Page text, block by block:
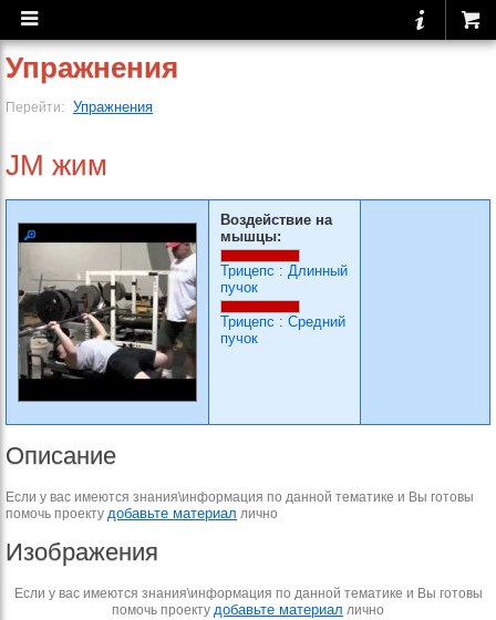
Упражнения
Перейти: Упражнения
JM жим
Воздействие на
мышцы:
Трицепс : Длинный
пучок
Трицепс : Средний
пучок
Описание
Если у вас имеются знания\информация по данной тематике и Вы готовы
помочь проекту добавьте материал лично
Изображения
Если у вас имеются знания\информация по данной тематике и Вы готовы
помочь проекту добавьте материал лично